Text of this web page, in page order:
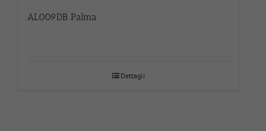
AL009DB Palma
Dettagli